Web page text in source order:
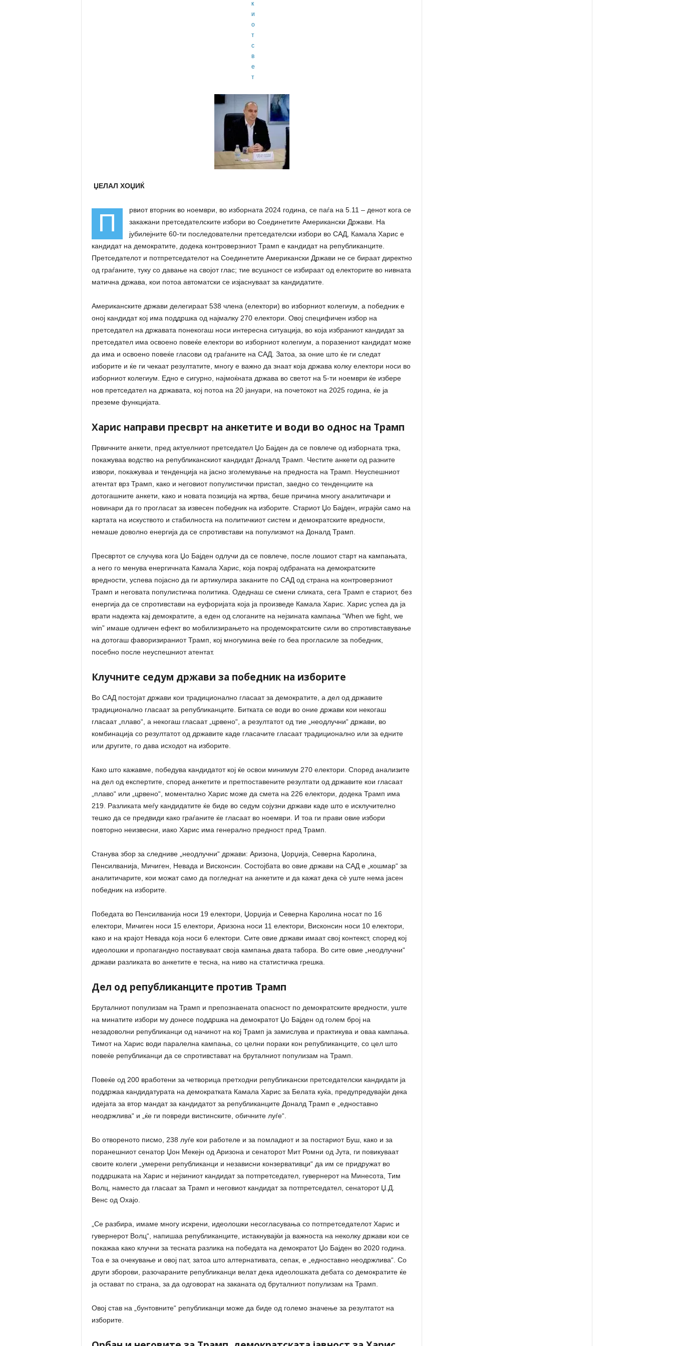
ЏЕЛАЛ ХОЏИЌ
П
рвиот вторник во ноември, во изборната 2024 година, се паѓа на 5.11 – денот кога се
закажани претседателските избори во Соединетите Американски Држави. На
јубилејните 60-ти последователни претседателски избори во САД, Камала Харис е
кандидат на демократите, додека контроверзниот Трамп е кандидат на републиканците.
Претседателот и потпретседателот на Соединетите Американски Држави не се бираат директно
од граѓаните, туку со давање на својот глас; тие всушност се избираат од електорите во нивната
матична држава, кои потоа автоматски се изјаснуваат за кандидатите.
Американските држави делегираат 538 члена (електори) во изборниот колегиум, а победник е
оној кандидат кој има поддршка од најмалку 270 електори. Овој специфичен избор на
претседател на државата понекогаш носи интересна ситуација, во која избраниот кандидат за
претседател има освоено повеќе електори во изборниот колегиум, а поразениот кандидат може
да има и освоено повеќе гласови од граѓаните на САД. Затоа, за оние што ќе ги следат
изборите и ќе ги чекаат резултатите, многу е важно да знаат која држава колку електори носи во
изборниот колегиум. Едно е сигурно, најмоќната држава во светот на 5-ти ноември ќе избере
нов претседател на државата, кој потоа на 20 јануари, на почетокот на 2025 година, ќе ја
преземе функцијата.
Харис направи пресврт на анкетите и води во однос на Трамп
Првичните анкети, пред актуелниот претседател Џо Бајден да се повлече од изборната трка,
покажуваа водство на републиканскиот кандидат Доналд Трамп. Честите анкети од разните
извори, покажуваа и тенденција на јасно зголемување на предноста на Трамп. Неуспешниот
атентат врз Трамп, како и неговиот популистички пристап, заедно со тенденциите на
дотогашните анкети, како и новата позиција на жртва, беше причина многу аналитичари и
новинари да го прогласат за извесен победник на изборите. Стариот Џо Бајден, играјќи само на
картата на искуството и стабилноста на политичкиот систем и демократските вредности,
немаше доволно енергија да се спротивстави на популизмот на Доналд Трамп.
Пресвртот се случува кога Џо Бајден одлучи да се повлече, после лошиот старт на кампањата,
а него го менува енергичната Камала Харис, која покрај одбраната на демократските
вредности, успева појасно да ги артикулира заканите по САД од страна на контроверзниот
Трамп и неговата популистичка политика. Одеднаш се смени сликата, сега Трамп е стариот, без
енергија да се спротивстави на еуфоријата која ја произведе Камала Харис. Харис успеа да ја
врати надежта кај демократите, а еден од слоганите на нејзината кампања “When we fight, we
win” имаше одличен ефект во мобилизирањето на продемократските сили во спротивставување
на дотогаш фаворизираниот Трамп, кој многумина веќе го беа прогласиле за победник,
посебно после неуспешниот атентат.
Клучните седум држави за победник на изборите
Во САД постојат држави кои традиционално гласаат за демократите, а дел од државите
традиционално гласаат за републиканците. Битката се води во оние држави кои некогаш
гласаат „плаво“, а некогаш гласаат „црвено“, а резултатот од тие „неодлучни“ држави, во
комбинација со резултатот од државите каде гласачите гласаат традиционално или за едните
или другите, го дава исходот на изборите.
Како што кажавме, победува кандидатот кој ќе освои минимум 270 електори. Според анализите
на дел од експертите, според анкетите и претпоставените резултати од државите кои гласаат
„плаво“ или „црвено“, моментално Харис може да смета на 226 електори, додека Трамп има
219. Разликата меѓу кандидатите ќе биде во седум сојузни држави каде што е исклучително
тешко да се предвиди како граѓаните ќе гласаат во ноември. И тоа ги прави овие избори
повторно неизвесни, иако Харис има генерално предност пред Трамп.
Станува збор за следниве „неодлучни“ држави: Аризона, Џорџија, Северна Каролина,
Пенсилванија, Мичиген, Невада и Висконсин. Состојбата во овие држави на САД е „кошмар“ за
аналитичарите, кои можат само да погледнат на анкетите и да кажат дека сѐ уште нема јасен
победник на изборите.
Победата во Пенсилванија носи 19 електори, Џорџија и Северна Каролина носат по 16
електори, Мичиген носи 15 електори, Аризона носи 11 електори, Висконсин носи 10 електори,
како и на крајот Невада која носи 6 електори. Сите овие држави имаат свој контекст, според кој
идеолошки и пропагандно поставуваат своја кампања двата табора. Во сите овие „неодлучни“
држави разликата во анкетите е тесна, на ниво на статистичка грешка.
Дел од републиканците против Трамп
Бруталниот популизам на Трамп и препознаената опасност по демократските вредности, уште
на минатите избори му донесе поддршка на демократот Џо Бајден од голем број на
незадоволни републиканци од начинот на кој Трамп ја замислува и практикува и оваа кампања.
Тимот на Харис води паралелна кампања, со целни пораки кон републиканците, со цел што
повеќе републиканци да се спротивстават на бруталниот популизам на Трамп.
Повеќе од 200 вработени за четворица претходни републикански претседателски кандидати ја
поддржаа кандидатурата на демократката Камала Харис за Белата куќа, предупредувајќи дека
идејата за втор мандат за кандидатот за републиканците Доналд Трамп е „едноставно
неодржлива“ и „ќе ги повреди вистинските, обичните луѓе“.
Во отвореното писмо, 238 луѓе кои работеле и за помладиот и за постариот Буш, како и за
поранешниот сенатор Џон Мекејн од Аризона и сенаторот Мит Ромни од Јута, ги повикуваат
своите колеги „умерени републиканци и независни конзервативци“ да им се придружат во
поддршката на Харис и нејзиниот кандидат за потпретседател, гувернерот на Минесота, Тим
Волц, наместо да гласаат за Трамп и неговиот кандидат за потпретседател, сенаторот Џ.Д.
Венс од Охајо.
„Се разбира, имаме многу искрени, идеолошки несогласувања со потпретседателот Харис и
гувернерот Волц“, напишаа републиканците, истакнувајќи ја важноста на неколку држави кои се
покажаа како клучни за тесната разлика на победата на демократот Џо Бајден во 2020 година.
Тоа е за очекување и овој пат, затоа што алтернативата, сепак, е „едноставно неодржлива“. Со
други зборови, разочараните републиканци велат дека идеолошката дебата со демократите ќе
ја остават по страна, за да одговорат на заканата од бруталниот популизам на Трамп.
Овој став на „бунтовните“ републиканци може да биде од големо значење за резултатот на
изборите.